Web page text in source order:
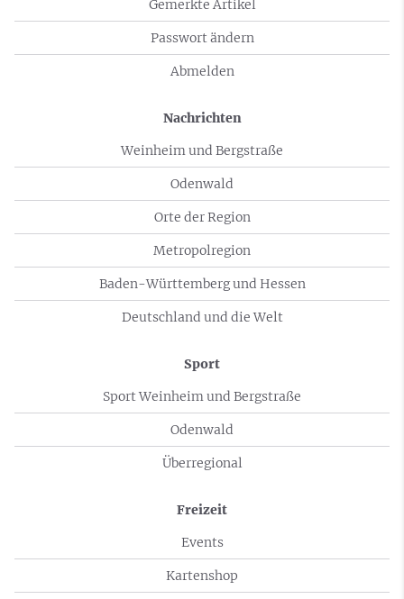
Gemerkte Artikel
Passwort ändern
Abmelden
Nachrichten
Weinheim und Bergstraße
Odenwald
Orte der Region
Metropolregion
Baden-Württemberg und Hessen
Deutschland und die Welt
Sport
Sport Weinheim und Bergstraße
Odenwald
Überregional
Freizeit
Events
Kartenshop